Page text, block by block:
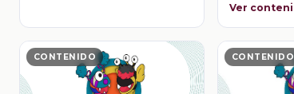
Ver
CONTENIDO CONTENIDO